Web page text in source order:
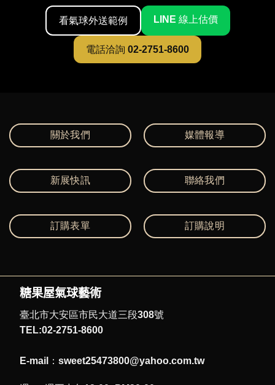
看氣球外送範例 LINE 線上估價
電話洽詢 02-2751-8600
關於我們 媒體報導
新展快訊 聯絡我們
訂購表單 訂購說明
糖果屋氣球藝術
臺北市大安區市民大道三段308號
TEL:02-2751-8600
E-mail：sweet25473800@yahoo.com.tw